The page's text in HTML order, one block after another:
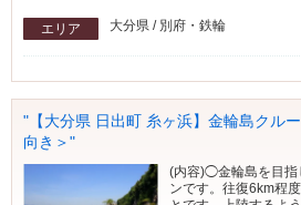
エリア 大分県 / 別府・鉄輪
"【大分県 日出町 糸ヶ浜】金輪島クル
向き＞"
(内容)◯金輪島を目指
ンです。往復6km程